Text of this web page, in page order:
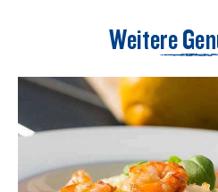
Weitere